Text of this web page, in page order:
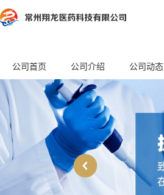
公司首页 公司介绍 公司动态